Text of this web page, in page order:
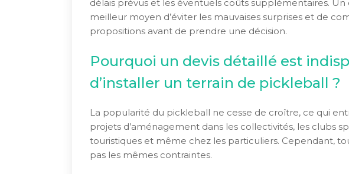
délais prévus et les éventuels coûts supplémentaires.
meilleur moyen d’éviter les mauvaises surprises et de
propositions avant de prendre une décision.
Pourquoi un devis détaillé est
d’installer un terrain de pickleball ?
La popularité du pickleball ne cesse de croître, ce qui
projets d’aménagement dans les collectivités, les clubs
touristiques et même chez les particuliers. Cependant,
pas les mêmes contraintes.